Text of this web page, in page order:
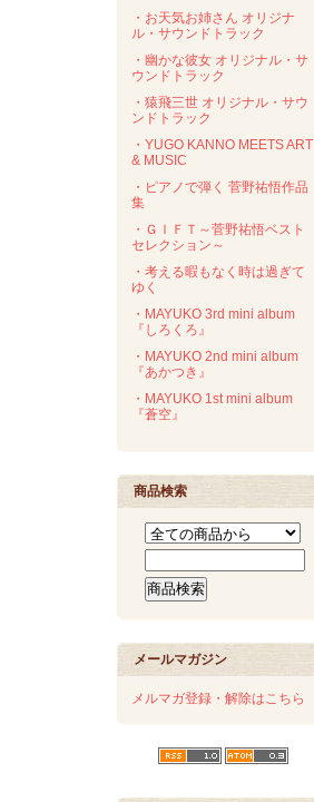
・お天気お姉さん オリジナ
ル・サウンドトラック
・幽かな彼女 オリジナル・サ
ウンドトラック
・猿飛三世 オリジナル・サウ
ンドトラック
・YUGO KANNO MEETS ART
& MUSIC
・ピアノで弾く 菅野祐悟作品
集
・ＧＩＦＴ～菅野祐悟ベスト
セレクション～
・考える暇もなく時は過ぎて
ゆく
・MAYUKO 3rd mini album
『しろくろ』
・MAYUKO 2nd mini album
『あかつき』
・MAYUKO 1st mini album
『蒼空』
商品検索
メールマガジン
メルマガ登録・解除はこちら